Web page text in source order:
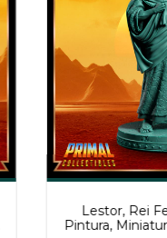
Lestor, Rei
Pintura,